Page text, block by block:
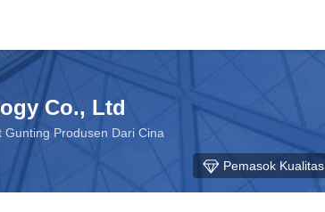
Co., Ltd
Gunting Produsen Dari Cina
Pemasok Kualitas